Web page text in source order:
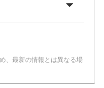
、最新の情報とは異なる場